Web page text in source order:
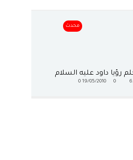
محدث
رؤيا داود عليه السلام
0
19/05/2010
0